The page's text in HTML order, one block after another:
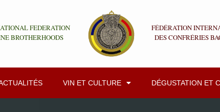
FEDERATION
BROTHERHOODS
FÉDÉRATION
DES CONFRÉRIES
VIN ET CULTURE DÉGUSTATION ET